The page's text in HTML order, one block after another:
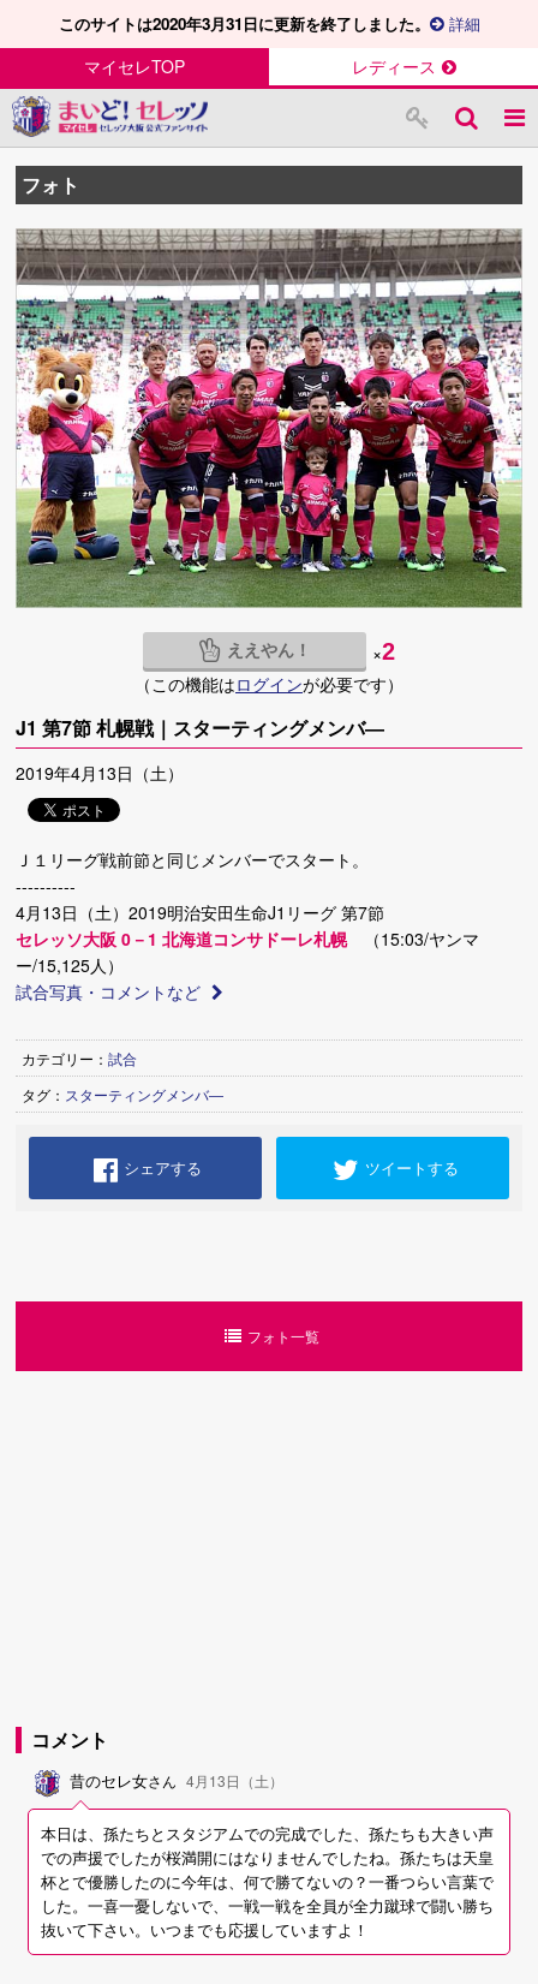
このサイトは2020年3月31日に更新を終了しました。 詳細
マイセレTOP レディース
フォト
ええやん！ ×2
（この機能はログインが必要です）
J1 第7節 札幌戦｜スターティングメンバ―
2019年4月13日（土）
Ｊ１リーグ戦前節と同じメンバーでスタート。
----------
4月13日（土）2019明治安田生命J1リーグ 第7節
セレッソ大阪 0－1 北海道コンサドーレ札幌（15:03/ヤンマ
ー/15,125人）
試合写真・コメントなど
カテゴリー：試合
タグ： スターティングメンバ―
シェアする ツイートする
フォト一覧
コメント
昔のセレ女さん 4月13日（土）
本日は、孫たちとスタジアムでの完成でした、孫たちも大きい声
での声援でしたが桜満開にはなりませんでしたね。孫たちは天皇
杯とで優勝したのに今年は、何で勝てないの？一番つらい言葉で
した。一喜一憂しないで、一戦一戦を全員が全力蹴球で闘い勝ち
抜いて下さい。いつまでも応援していますよ！